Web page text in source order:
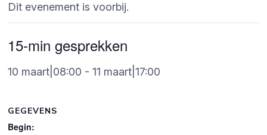
Dit evenement is voorbij.
15-min gesprekken
10 maart|08:00 -11 maart|17:00
GEGEVENS
Begin: